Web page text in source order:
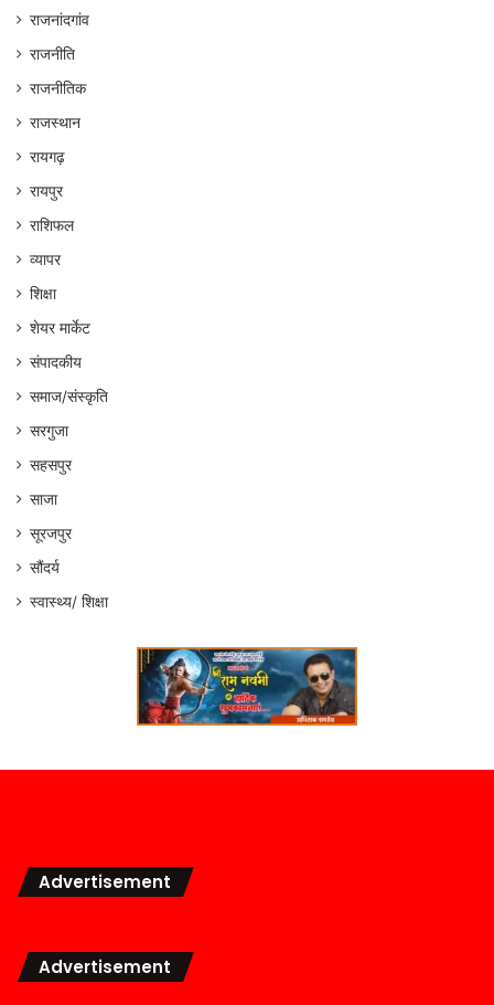
राजनांदगांव
राजनीति
राजनीतिक
राजस्थान
रायगढ़
रायपुर
राशिफल
व्यापर
शिक्षा
शेयर मार्केट
संपादकीय
समाज/संस्कृति
सरगुजा
सहसपुर
साजा
सूरजपुर
सौंदर्य
स्वास्थ्य/ शिक्षा
Advertisement
Advertisement